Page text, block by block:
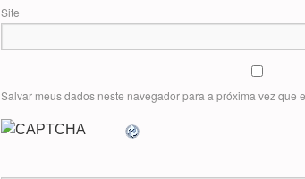
Site
Salvar meus dados neste navegador para a próxima vez que